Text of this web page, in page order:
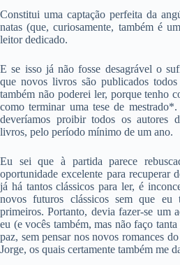
Constitui uma captação perfeita da
natas (que, curiosamente, também é
leitor dedicado.
E se isso já não fosse desagrável o
que novos livros são publicados
também não poderei ler, porque tenho
como terminar uma tese de
deveríamos proibir todos os autores
livros, pelo período mínimo de um ano.
Eu sei que à partida parece
oportunidade excelente para recuperar
já há tantos clássicos para ler, é
novos futuros clássicos sem que eu
primeiros. Portanto, devia fazer-se um
eu (e vocês também, mas não faço tanta
paz, sem pensar nos novos romances
Jorge, os quais certamente também me